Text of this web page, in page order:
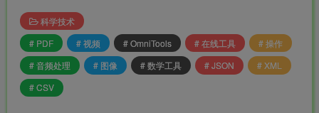
科学技术
# PDF
# 视频 # OmniTools # 在线工具
# 操作
# 音频处理
# 图像 # 数学工具 # JSON
# XML
# CSV